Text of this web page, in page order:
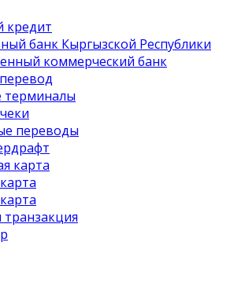
кредит
банк Кыргызской Республики
коммерческий банк
терминалы
переводы
карта
транзакция